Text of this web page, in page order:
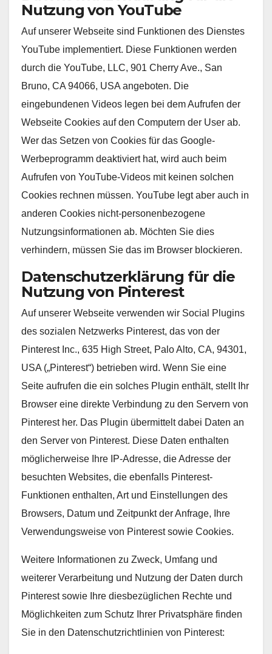
Nutzung von YouTube
Auf unserer Webseite sind Funktionen des Dienstes
YouTube implementiert. Diese Funktionen werden
durch die YouTube, LLC, 901 Cherry Ave., San
Bruno, CA 94066, USA angeboten. Die
eingebundenen Videos legen bei dem Aufrufen der
Webseite Cookies auf den Computern der User ab.
Wer das Setzen von Cookies für das Google-
Werbeprogramm deaktiviert hat, wird auch beim
Aufrufen von YouTube-Videos mit keinen solchen
Cookies rechnen müssen. YouTube legt aber auch in
anderen Cookies nicht-personenbezogene
Nutzungsinformationen ab. Möchten Sie dies
verhindern, müssen Sie das im Browser blockieren.
Datenschutzerklärung für die
Nutzung von Pinterest
Auf unserer Webseite verwenden wir Social Plugins
des sozialen Netzwerks Pinterest, das von der
Pinterest Inc., 635 High Street, Palo Alto, CA, 94301,
USA („Pinterest“) betrieben wird. Wenn Sie eine
Seite aufrufen die ein solches Plugin enthält, stellt Ihr
Browser eine direkte Verbindung zu den Servern von
Pinterest her. Das Plugin übermittelt dabei Daten an
den Server von Pinterest. Diese Daten enthalten
möglicherweise Ihre IP-Adresse, die Adresse der
besuchten Websites, die ebenfalls Pinterest-
Funktionen enthalten, Art und Einstellungen des
Browsers, Datum und Zeitpunkt der Anfrage, Ihre
Verwendungsweise von Pinterest sowie Cookies.
Weitere Informationen zu Zweck, Umfang und
weiterer Verarbeitung und Nutzung der Daten durch
Pinterest sowie Ihre diesbezüglichen Rechte und
Möglichkeiten zum Schutz Ihrer Privatsphäre finden
Sie in den Datenschutzrichtlinien von Pinterest: